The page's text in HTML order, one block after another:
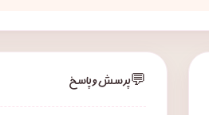
💬پرسش و پاسخ